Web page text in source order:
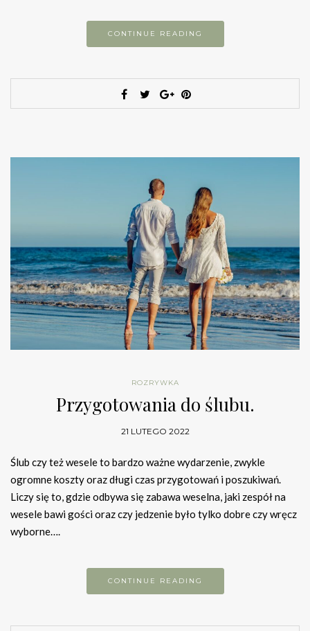
CONTINUE READING
ROZRYWKA
Przygotowania do ślubu.
21 LUTEGO 2022
Ślub czy też wesele to bardzo ważne wydarzenie, zwykle
ogromne koszty oraz długi czas przygotowań i poszukiwań.
Liczy się to, gdzie odbywa się zabawa weselna, jaki zespół na
wesele bawi gości oraz czy jedzenie było tylko dobre czy wręcz
wyborne….
CONTINUE READING